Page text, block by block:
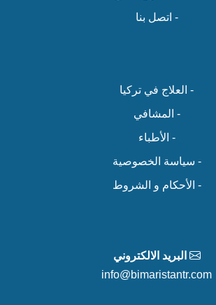
- اتصل بنا
- العلاج في تركيا
- المشافي
- الأطباء
- سياسة الخصوصية
- الأحكام و الشروط
البريد الالكتروني
info@bimaristantr.com